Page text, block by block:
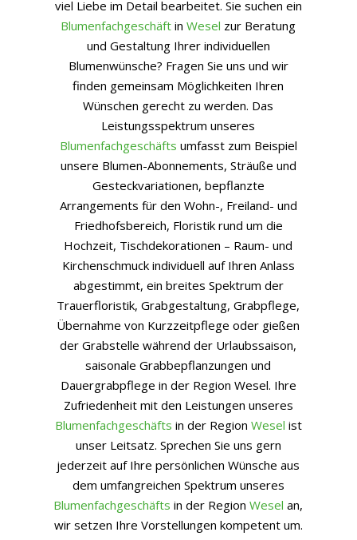
viel Liebe im Detail bearbeitet. Sie suchen ein
Blumenfachgeschäft inWesel zur Beratung
und Gestaltung Ihrer individuellen
Blumenwünsche? Fragen Sie uns und wir
finden gemeinsam Möglichkeiten Ihren
Wünschen gerecht zu werden. Das
Leistungsspektrum unseres
Blumenfachgeschäfts umfasst zum Beispiel
unsere Blumen-Abonnements, Sträuße und
Gesteckvariationen, bepflanzte
Arrangements für den Wohn-, Freiland- und
Friedhofsbereich, Floristik rund um die
Hochzeit, Tischdekorationen – Raum- und
Kirchenschmuck individuell auf Ihren Anlass
abgestimmt, ein breites Spektrum der
Trauerfloristik, Grabgestaltung, Grabpflege,
Übernahme von Kurzzeitpflege oder gießen
der Grabstelle während der Urlaubssaison,
saisonale Grabbepflanzungen und
Dauergrabpflege in der Region Wesel. Ihre
Zufriedenheit mit den Leistungen unseres
Blumenfachgeschäfts in der Region Wesel ist
unser Leitsatz. Sprechen Sie uns gern
jederzeit auf Ihre persönlichen Wünsche aus
dem umfangreichen Spektrum unseres
Blumenfachgeschäfts in der RegionWesel an,
wir setzen Ihre Vorstellungen kompetent um.